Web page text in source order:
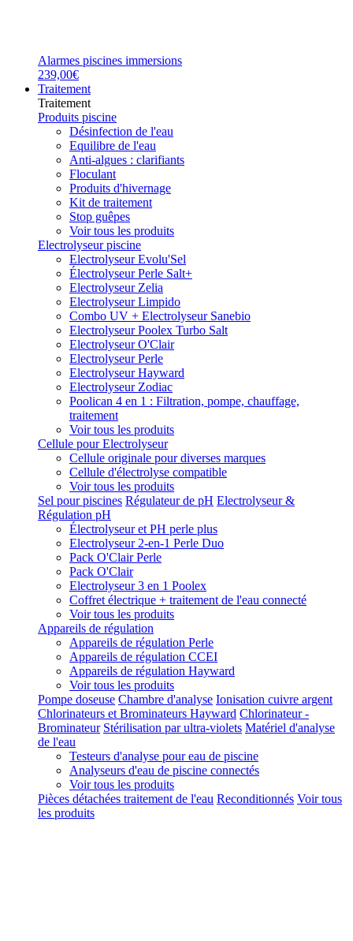
Alarmes piscines immersions
239,00€
Traitement
Traitement
Produits piscine
Désinfection de l'eau
Equilibre de l'eau
Anti-algues : clarifiants
Floculant
Produits d'hivernage
Kit de traitement
Stop guêpes
Voir tous les produits
Electrolyseur piscine
Electrolyseur Evolu'Sel
Électrolyseur Perle Salt+
Electrolyseur Zelia
Electrolyseur Limpido
Combo UV + Electrolyseur Sanebio
Electrolyseur Poolex Turbo Salt
Electrolyseur O'Clair
Electrolyseur Perle
Electrolyseur Hayward
Electrolyseur Zodiac
Poolican 4 en 1 : Filtration, pompe, chauffage,
traitement
Voir tous les produits
Cellule pour Electrolyseur
Cellule originale pour diverses marques
Cellule d'électrolyse compatible
Voir tous les produits
Sel pour piscines Régulateur de pH Electrolyseur &
Régulation pH
Électrolyseur et PH perle plus
Electrolyseur 2-en-1 Perle Duo
Pack O'Clair Perle
Pack O'Clair
Electrolyseur 3 en 1 Poolex
Coffret électrique + traitement de l'eau connecté
Voir tous les produits
Appareils de régulation
Appareils de régulation Perle
Appareils de régulation CCEI
Appareils de régulation Hayward
Voir tous les produits
Pompe doseuse Chambre d'analyse Ionisation cuivre argent
Chlorinateurs et Brominateurs Hayward Chlorinateur -
Brominateur Stérilisation par ultra-violets Matériel d'analyse
de l'eau
Testeurs d'analyse pour eau de piscine
Analyseurs d'eau de piscine connectés
Voir tous les produits
Pièces détachées traitement de l'eau Reconditionnés Voir tous
les produits